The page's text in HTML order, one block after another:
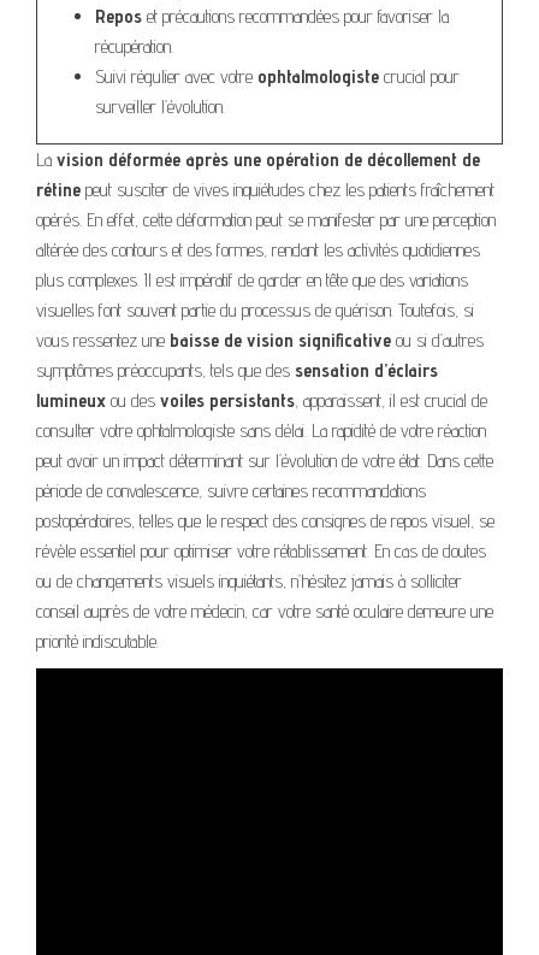
Repos et précautions recommandées pour favoriser la
récupération.
Suivi régulier avec votre ophtalmologiste crucial pour
surveiller l’évolution.
La vision déformée après une opération de décollement de
rétine peut susciter de vives inquiétudes chez les patients fraîchement
opérés. En effet, cette déformation peut se manifester par une perception
altérée des contours et des formes, rendant les activités quotidiennes
plus complexes. Il est impératif de garder en tête que des variations
visuelles font souvent partie du processus de guérison. Toutefois, si
vous ressentez une baisse de vision significative ou si d’autres
symptômes préoccupants, tels que des sensation d’éclairs
lumineux ou des voiles persistants, apparaissent, il est crucial de
consulter votre ophtalmologiste sans délai. La rapidité de votre réaction
peut avoir un impact déterminant sur l’évolution de votre état. Dans cette
période de convalescence, suivre certaines recommandations
postopératoires, telles que le respect des consignes de repos visuel, se
révèle essentiel pour optimiser votre rétablissement. En cas de doutes
ou de changements visuels inquiétants, n’hésitez jamais à solliciter
conseil auprès de votre médecin, car votre santé oculaire demeure une
priorité indiscutable.